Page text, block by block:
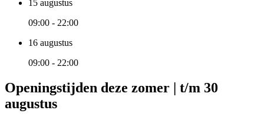
15 augustus
09:00 - 22:00
16 augustus
09:00 - 22:00
Openingstijden deze zomer | t/m 30
augustus